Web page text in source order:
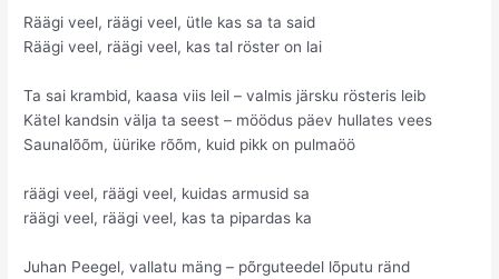
Räägi veel, räägi veel, ütle kas sa ta said
Räägi veel, räägi veel, kas tal röster on lai
Ta sai krambid, kaasa viis leil – valmis järsku rösteris leib
Kätel kandsin välja ta seest – möödus päev hullates vees
Saunalõõm, üürike rõõm, kuid pikk on pulmaöö
räägi veel, räägi veel, kuidas armusid sa
räägi veel, räägi veel, kas ta pipardas ka
Juhan Peegel, vallatu mäng – põrguteedel lõputu ränd